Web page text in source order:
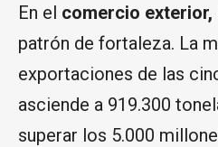
En el comercio exterior,
patrón de fortaleza. La
exportaciones de las
asciende a 919.300
superar los 5.000